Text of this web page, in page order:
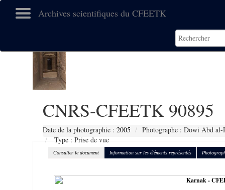
Archives scientifiques du CFEETK
CNRS-CFEETK 90895
Date de la photographie : 2005
Photographe : Dowi Abd
Type : Prise de vue
Consulter le document Information sur les éléments représentés